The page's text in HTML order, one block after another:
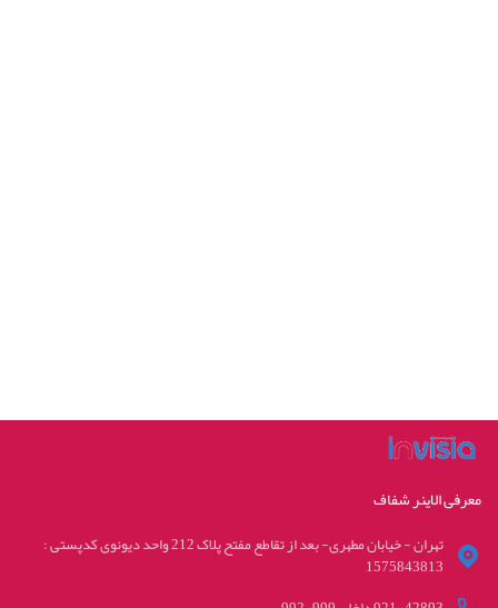
معرفی الاینر شفاف
تهران - خیابان مطهری- بعد از تقاطع مفتح پلاک 212 واحد دیونوی کدپستی :
1575843813